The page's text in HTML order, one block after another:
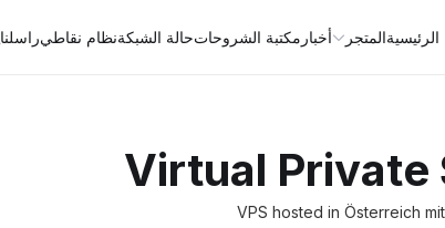
الرئيسيةالمتجر أخبار مكتبة الشروحاتحالة الشبكةنظام نقاطيراسلنا
Virtual Private
VPS hosted in Österreich